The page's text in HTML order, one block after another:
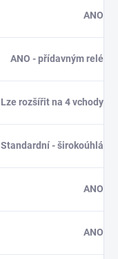
ANO
ANO - přídavným relé
Lze rozšířit na 4 vchody
Standardní - širokoúhlá
ANO
ANO